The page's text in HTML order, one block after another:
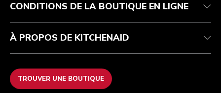
CONDITIONS DE LA BOUTIQUE EN LIGNE
À PROPOS DE KITCHENAID
TROUVER UNE BOUTIQUE